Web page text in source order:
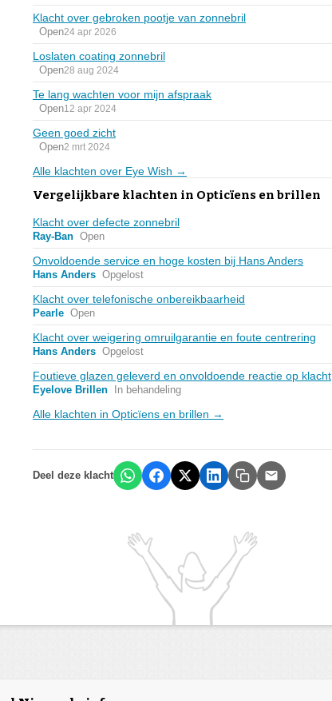
Klacht over gebroken pootje van zonnebril
Open24 apr 2026
Loslaten coating zonnebril
Open28 aug 2024
Te lang wachten voor mijn afspraak
Open12 apr 2024
Geen goed zicht
Open2 mrt 2024
Alle klachten over Eye Wish →
Vergelijkbare klachten in Opticïens en brillen
Klacht over defecte zonnebril
Ray-Ban Open
Onvoldoende service en hoge kosten bij Hans Anders
Hans Anders Opgelost
Klacht over telefonische onbereikbaarheid
Pearle Open
Klacht over weigering omruilgarantie en foute centrering
Hans Anders Opgelost
Foutieve glazen geleverd en onvoldoende reactie op klacht
Eyelove Brillen In behandeling
Alle klachten in Opticïens en brillen →
Deel deze klacht